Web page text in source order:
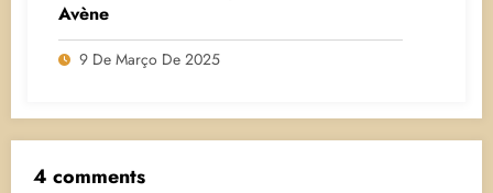
Avène
9 De Março De 2025
4 comments